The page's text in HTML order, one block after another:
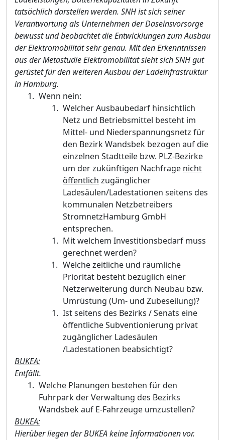
tatsächlich darstellen werden. SNH ist sich seiner
Verantwortung als Unternehmen der Daseinsvorsorge
bewusst und beobachtet die Entwicklungen zum Ausbau
der Elektromobilität sehr genau. Mit den Erkenntnissen
aus der Metastudie Elektromobilität sieht sich SNH gut
gerüstet für den weiteren Ausbau der Ladeinfrastruktur
in Hamburg.
Wenn nein:
Welcher Ausbaubedarf hinsichtlich
Netz und Betriebsmittel besteht im
Mittel- und Niederspannungsnetz für
den Bezirk Wandsbek bezogen auf die
einzelnen Stadtteile bzw. PLZ-Bezirke
um der zukünftigen Nachfrage nicht
öffentlich zugänglicher
Ladesäulen/Ladestationen seitens des
kommunalen Netzbetreibers
StromnetzHamburg GmbH
entsprechen.
Mit welchem Investitionsbedarf muss
gerechnet werden?
Welche zeitliche und räumliche
Priorität besteht bezüglich einer
Netzerweiterung durch Neubau bzw.
Umrüstung (Um- und Zubeseilung)?
Ist seitens des Bezirks / Senats eine
öffentliche Subventionierung privat
zugänglicher Ladesäulen
/Ladestationen beabsichtigt?
BUKEA:
Entfällt.
Welche Planungen bestehen für den
Fuhrpark der Verwaltung des Bezirks
Wandsbek auf E-Fahrzeuge umzustellen?
BUKEA:
Hierüber liegen der BUKEA keine Informationen vor.